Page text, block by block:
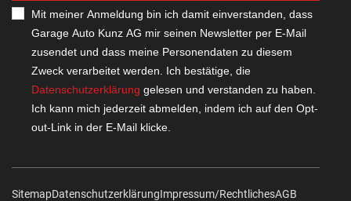
Mit meiner Anmeldung bin ich damit einverstanden, dass
Garage Auto Kunz AG mir seinen Newsletter per E-Mail
zusendet und dass meine Personendaten zu diesem
Zweck verarbeitet werden. Ich bestätige, die
Datenschutzerklärung gelesen und verstanden zu haben.
Ich kann mich jederzeit abmelden, indem ich auf den Opt-
out-Link in der E-Mail klicke.
SitemapDatenschutzerklärungImpressum/RechtlichesAGB